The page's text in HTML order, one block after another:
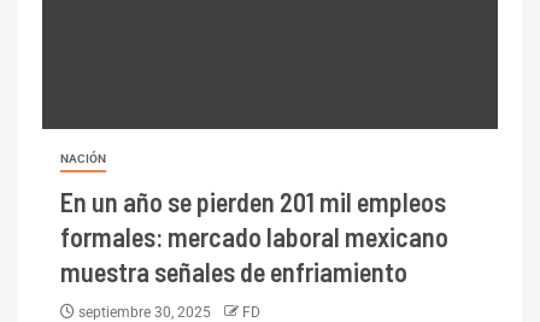
NACIÓN
En un año se pierden 201 mil empleos
formales: mercado laboral mexicano
muestra señales de enfriamiento
septiembre 30, 2025 FD